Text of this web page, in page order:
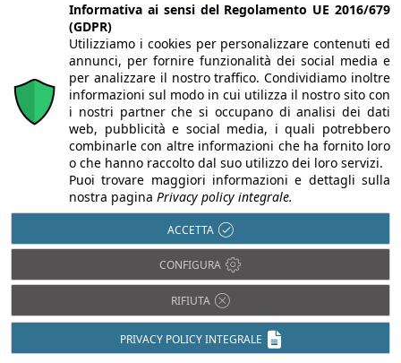
Acciaio
Calcestruzzo
Cartongesso
Legno
Pietra
Plastica
PVC
Rame
Informativa ai sensi del Regolamento UE 2016/679
(GDPR)
Utilizziamo i cookies per personalizzare contenuti ed
annunci, per fornire funzionalità dei social media e
per analizzare il nostro traffico. Condividiamo inoltre
informazioni sul modo in cui utilizza il nostro sito con
i nostri partner che si occupano di analisi dei dati
web, pubblicità e social media, i quali potrebbero
combinarle con altre informazioni che ha fornito loro
o che hanno raccolto dal suo utilizzo dei loro servizi.
Puoi trovare maggiori informazioni e dettagli sulla
nostra pagina Privacy policy integrale.
ACCETTA
CONFIGURA
RIFIUTA
PRIVACY POLICY INTEGRALE